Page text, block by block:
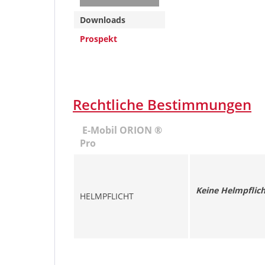
Downloads
Prospekt
Rechtliche Bestimmungen
E-Mobil ORION ®
Pro
HELMPFLICHT
Keine